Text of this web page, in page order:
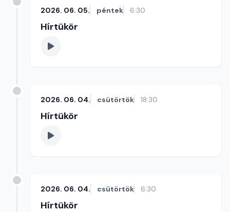
2026. 06. 05. péntek 6:30
Hírtükör
2026. 06. 04. csütörtök 18:30
Hírtükör
2026. 06. 04. csütörtök 6:30
Hírtükör